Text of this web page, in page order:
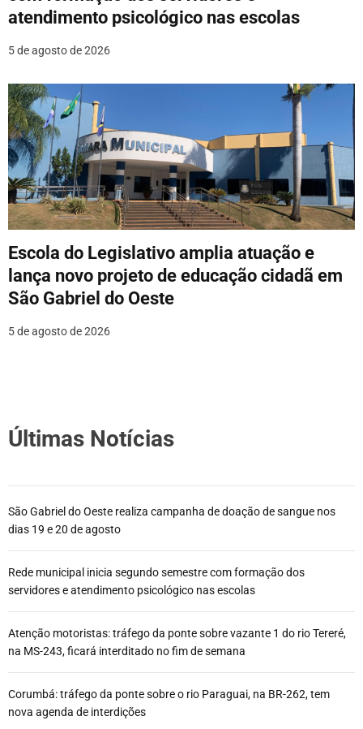
atendimento psicológico nas escolas
5 de agosto de 2026
Escola do Legislativo amplia atuação e
lança novo projeto de educação cidadã em
São Gabriel do Oeste
5 de agosto de 2026
Últimas Notícias
São Gabriel do Oeste realiza campanha de doação de sangue nos
dias 19 e 20 de agosto
Rede municipal inicia segundo semestre com formação dos
servidores e atendimento psicológico nas escolas
Atenção motoristas: tráfego da ponte sobre vazante 1 do rio Tereré,
na MS-243, ficará interditado no fim de semana
Corumbá: tráfego da ponte sobre o rio Paraguai, na BR-262, tem
nova agenda de interdições